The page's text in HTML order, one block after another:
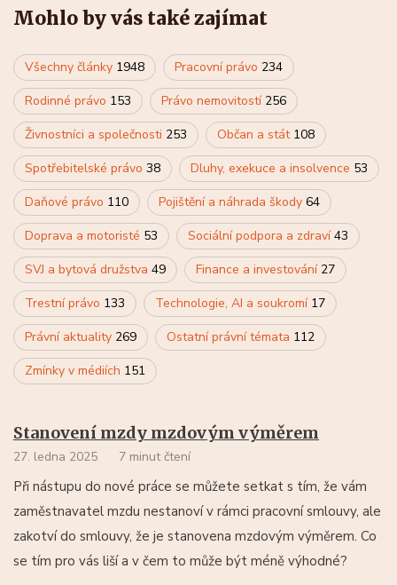
Mohlo by vás také zajímat
Všechny články 1948 Pracovní právo 234
Rodinné právo 153 Právo nemovitostí 256
Živnostníci a společnosti 253 Občan a stát 108
Spotřebitelské právo 38 Dluhy, exekuce a insolvence 53
Daňové právo 110 Pojištění a náhrada škody 64
Doprava a motoristé 53 Sociální podpora a zdraví43
SVJ a bytová družstva 49 Finance a investování 27
Trestní právo 133 Technologie, AI a soukromí 17
Právní aktuality 269 Ostatní právní témata 112
Zmínky v médiích 151
Stanovení mzdy mzdovým výměrem
27. ledna 2025 7 minut čtení
Při nástupu do nové práce se můžete setkat s tím, že vám
zaměstnavatel mzdu nestanoví v rámci pracovní smlouvy, ale
zakotví do smlouvy, že je stanovena mzdovým výměrem. Co
se tím pro vás liší a v čem to může být méně výhodné?